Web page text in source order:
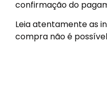
confirmação do
Leia atentamente as
compra não é